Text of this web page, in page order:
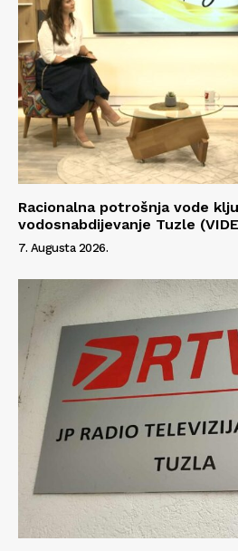
Racionalna potrošnja vode
vodosnabdijevanje Tuzle
7. Augusta 2026.